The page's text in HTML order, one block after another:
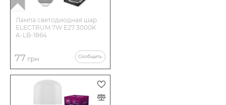
Лампа светодиодная шар
ELECTRUM 7W E27 3000K
A-LB-1864
77 грн Сообщить